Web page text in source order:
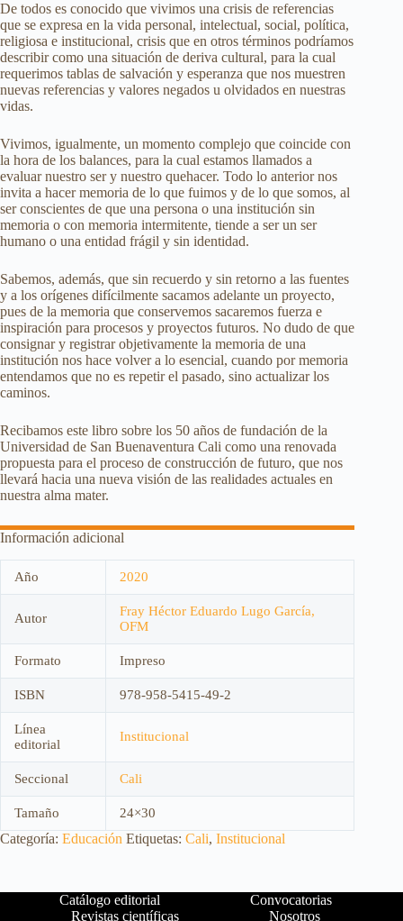
De todos es conocido que vivimos una crisis de referencias
que se expresa en la vida personal, intelectual, social, política,
religiosa e institucional, crisis que en otros términos podríamos
describir como una situación de deriva cultural, para la cual
requerimos tablas de salvación y esperanza que nos muestren
nuevas referencias y valores negados u olvidados en nuestras
vidas.
Vivimos, igualmente, un momento complejo que coincide con
la hora de los balances, para la cual estamos llamados a
evaluar nuestro ser y nuestro quehacer. Todo lo anterior nos
invita a hacer memoria de lo que fuimos y de lo que somos, al
ser conscientes de que una persona o una institución sin
memoria o con memoria intermitente, tiende a ser un ser
humano o una entidad frágil y sin identidad.
Sabemos, además, que sin recuerdo y sin retorno a las fuentes
y a los orígenes difícilmente sacamos adelante un proyecto,
pues de la memoria que conservemos sacaremos fuerza e
inspiración para procesos y proyectos futuros. No dudo de que
consignar y registrar objetivamente la memoria de una
institución nos hace volver a lo esencial, cuando por memoria
entendamos que no es repetir el pasado, sino actualizar los
caminos.
Recibamos este libro sobre los 50 años de fundación de la
Universidad de San Buenaventura Cali como una renovada
propuesta para el proceso de construcción de futuro, que nos
llevará hacia una nueva visión de las realidades actuales en
nuestra alma mater.
Información adicional
Año 2020
Autor
Fray Héctor Eduardo Lugo García,
OFM
Formato Impreso
ISBN 978-958-5415-49-2
Línea
editorial
Institucional
Seccional Cali
Tamaño 24×30
Categoría: Educación Etiquetas: Cali, Institucional
Catálogo editorial
Convocatorias
Revistas científicas
Nosotros